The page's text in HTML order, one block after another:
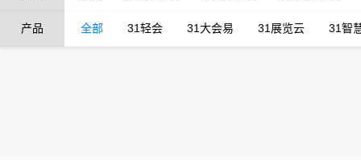
产品 全部 31轻会 31大会易 31展览云 31智